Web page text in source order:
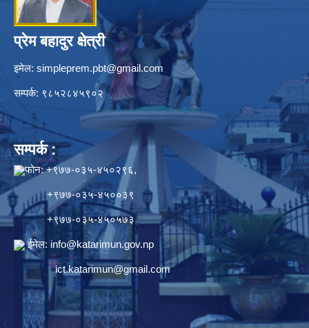
प्रेम बहादुर क्षेत्री
इमेल: simpleprem.pbt@gmail.com
सम्पर्क: ९८५२८४५९०२
सम्पर्क :
फोन: +९७७-०३५-४५०२९६,
+९७७-०३५-४५००३९
+९७७-०३५-४५०५७३
ईमेल: info@katarimun.gov.np
ict.katarimun@gmail.com